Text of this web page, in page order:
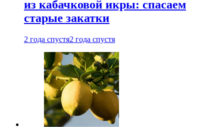
из кабачковой икры: спасаем
старые закатки
2 года спустя2 года спустя